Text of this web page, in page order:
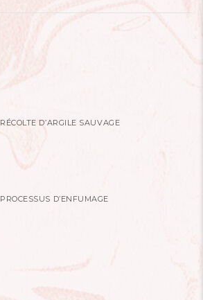
RÉCOLTE D’ARGILE SAUVAGE
PROCESSUS D’ENFUMAGE